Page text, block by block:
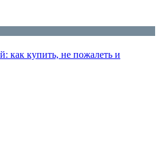
как купить, не пожалеть и